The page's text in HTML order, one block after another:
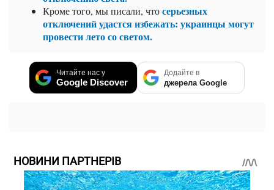
Кроме того, мы писали, чтосерьезных
отключений удастся избежать: украинцы могут
провести лето со светом.
Читайте нас у
Google Discover
Додайте в
джерела Google
НОВИНИ ПАРТНЕРІВ